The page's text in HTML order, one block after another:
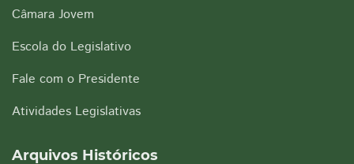
Câmara Jovem
Escola do Legislativo
Fale com o Presidente
Atividades Legislativas
Arquivos Históricos